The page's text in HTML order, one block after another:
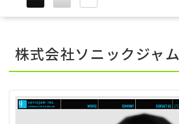
株式会社ソニックジャム